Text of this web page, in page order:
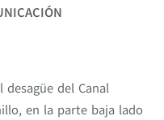
del Canal
en la parte baja lado